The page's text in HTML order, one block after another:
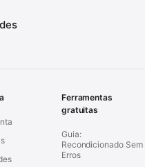
Ferramentas
gratuitas
Guia:
Recondicionado Sem
Erros